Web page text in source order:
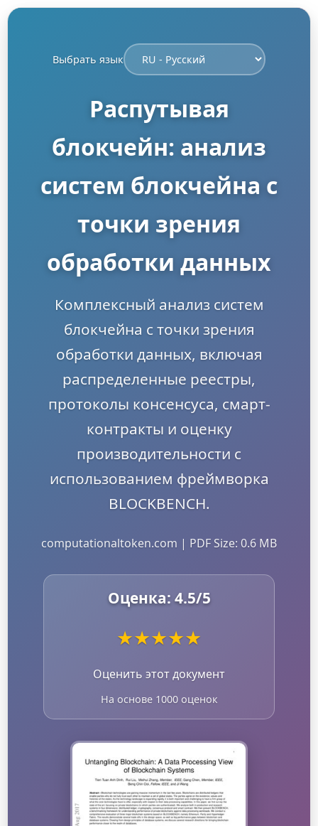
Выбрать язык
Распутывая
блокчейн: анализ
систем блокчейна с
точки зрения
обработки данных
Комплексный анализ систем
блокчейна с точки зрения
обработки данных, включая
распределенные реестры,
протоколы консенсуса, смарт-
контракты и оценку
производительности с
использованием фреймворка
BLOCKBENCH.
computationaltoken.com | PDF Size: 0.6 MB
Оценка: 4.5/5
★★★★★
Оценить этот документ
На основе 1000 оценок